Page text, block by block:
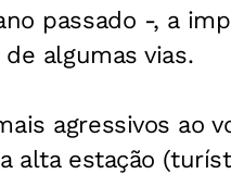
passado -, a
algumas vias.
agressivos ao
alta estação